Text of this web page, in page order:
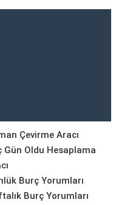
Çevirme Aracı
Gün Oldu Hesaplama
Burç Yorumları
Burç Yorumları